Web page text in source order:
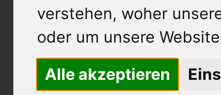
verstehen, woher
oder um unsere
Alle akzeptieren